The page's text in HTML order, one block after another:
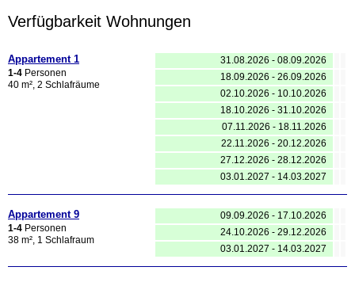
Verfügbarkeit Wohnungen
Appartement 1
1-4 Personen
40 m², 2 Schlafräume
31.08.2026 - 08.09.2026
18.09.2026 - 26.09.2026
02.10.2026 - 10.10.2026
18.10.2026 - 31.10.2026
07.11.2026 - 18.11.2026
22.11.2026 - 20.12.2026
27.12.2026 - 28.12.2026
03.01.2027 - 14.03.2027
Appartement 9
1-4 Personen
38 m², 1 Schlafraum
09.09.2026 - 17.10.2026
24.10.2026 - 29.12.2026
03.01.2027 - 14.03.2027